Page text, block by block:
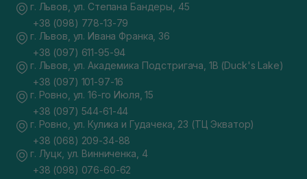
г. Львов, ул. Степана Бандеры, 45
+38 (098) 778-13-79
г. Львов, ул. Ивана Франка, 36
+38 (097) 611-95-94
г. Львов, ул. Академика Подстригача, 1В (Duck's Lake)
+38 (097) 101-97-16
г. Ровно, ул. 16-го Июля, 15
+38 (097) 544-61-44
г. Ровно, ул. Кулика и Гудачека, 23 (ТЦ Экватор)
+38 (068) 209-34-88
г. Луцк, ул. Винниченка, 4
+38 (098) 076-60-62